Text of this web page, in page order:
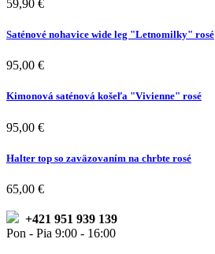
59,90 €
Saténové nohavice wide leg "Letnomilky" rosé
95,00 €
Kimonová saténová košeľa "Vivienne" rosé
95,00 €
Halter top so zaväzovaním na chrbte rosé
65,00 €
+421 951 939 139
Pon - Pia 9:00 - 16:00